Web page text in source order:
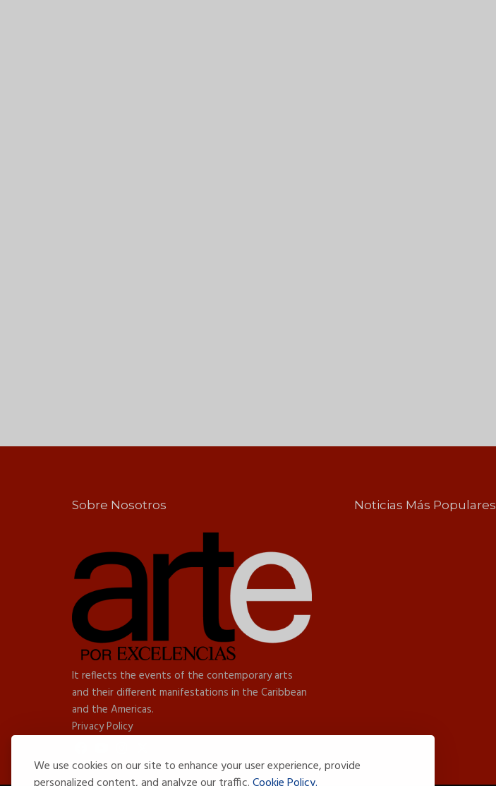
We use cookies on our site to enhance your user experience, provide
Sobre Nosotros
It reflects the events of the contemporary arts
and their different manifestations in the Caribbean
and the Americas.
Privacy Policy
Noticias Más Populares